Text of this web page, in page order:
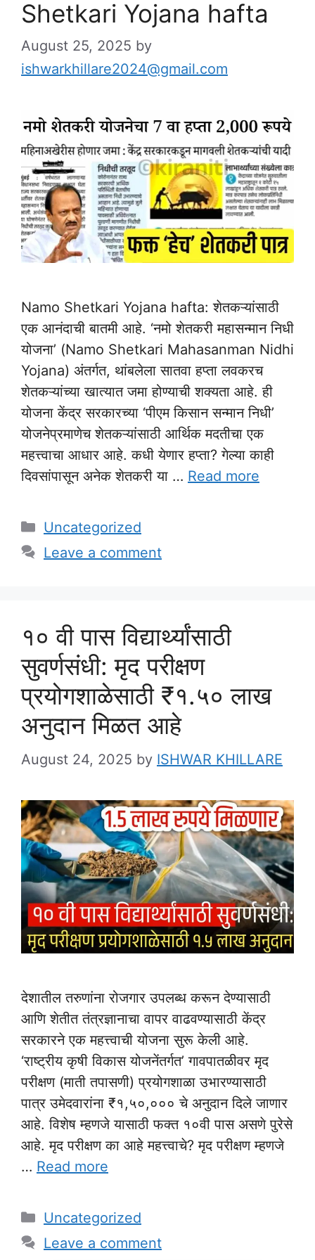
Shetkari Yojana hafta
August 25, 2025 by
ishwarkhillare2024@gmail.com
Namo Shetkari Yojana hafta: शेतकऱ्यांसाठी
एक आनंदाची बातमी आहे. ‘नमो शेतकरी महासन्मान निधी
योजना’ (Namo Shetkari Mahasanman Nidhi
Yojana) अंतर्गत, थांबलेला सातवा हप्ता लवकरच
शेतकऱ्यांच्या खात्यात जमा होण्याची शक्यता आहे. ही
योजना केंद्र सरकारच्या ‘पीएम किसान सन्मान निधी’
योजनेप्रमाणेच शेतकऱ्यांसाठी आर्थिक मदतीचा एक
महत्त्वाचा आधार आहे. कधी येणार हप्ता? गेल्या काही
दिवसांपासून अनेक शेतकरी या … Read more
Categories
Uncategorized
Leave a comment
१० वी पास विद्यार्थ्यांसाठी
सुवर्णसंधी: मृद परीक्षण
प्रयोगशाळेसाठी ₹१.५० लाख
अनुदान मिळत आहे
August 24, 2025 by ISHWAR KHILLARE
देशातील तरुणांना रोजगार उपलब्ध करून देण्यासाठी
आणि शेतीत तंत्रज्ञानाचा वापर वाढवण्यासाठी केंद्र
सरकारने एक महत्त्वाची योजना सुरू केली आहे.
‘राष्ट्रीय कृषी विकास योजनेंतर्गत’ गावपातळीवर मृद
परीक्षण (माती तपासणी) प्रयोगशाळा उभारण्यासाठी
पात्र उमेदवारांना ₹१,५०,००० चे अनुदान दिले जाणार
आहे. विशेष म्हणजे यासाठी फक्त १०वी पास असणे पुरेसे
आहे. मृद परीक्षण का आहे महत्त्वाचे? मृद परीक्षण म्हणजे
… Read more
Categories
Uncategorized
Leave a comment